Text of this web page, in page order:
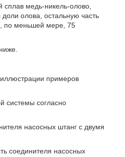
медь-никель-олово,
олова, остальную часть
по меньшей мере, 75
примеров
системы согласно
насосных штанг с двумя
соединителя насосных